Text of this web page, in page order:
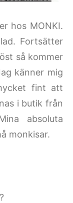
hos MONKI.
Fortsätter
så kommer
känner mig
fint att
i butik från
absoluta
monkisar.